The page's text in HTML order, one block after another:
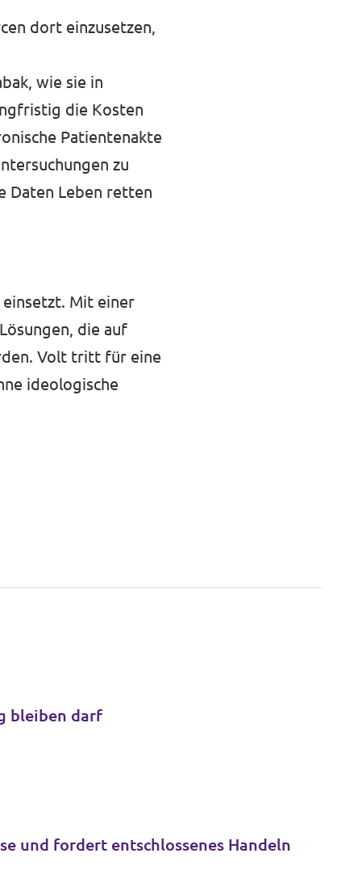
dort einzusetzen,
wie sie in
die Kosten
Patientenakte
zu
Daten Leben retten
Mit einer
die auf
Volt tritt für eine
ideologische
bleiben darf
und fordert entschlossenes Handeln